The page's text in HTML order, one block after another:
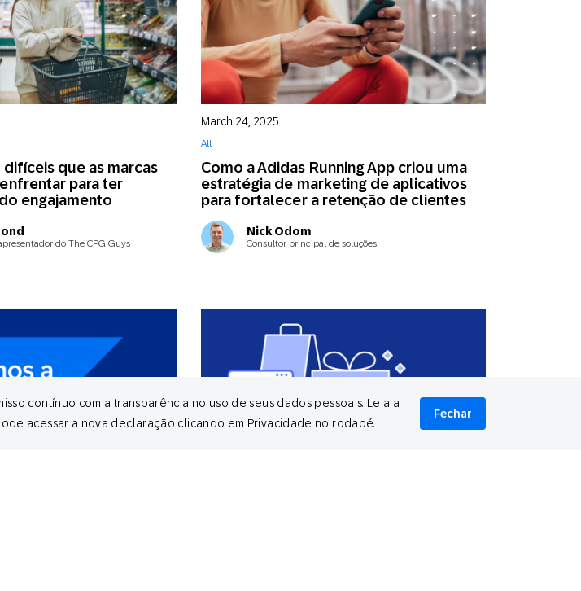
que as marcas
para ter
engajamento
do The CPG Guys
Como a Adidas Running App criou uma
estratégia de marketing de aplicativos
para fortalecer a retenção de clientes
March 24, 2025
All
Nick Odom
Consultor principal de soluções
contínuo com a transparência no uso de seus dados pessoais. Leia a
acessar a nova declaração clicando em Privacidade no rodapé.
Fechar